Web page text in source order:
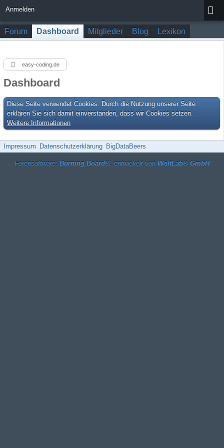
Anmelden
Forum Dashboard Mitglieder Blog Lexikon
easy-coding.de
Dashboard
Diese Seite verwendet Cookies. Durch die Nutzung unserer Seite
erklären Sie sich damit einverstanden, dass wir Cookies setzen.
Weitere Informationen
Impressum Datenschutzerklärung BigDataBeers
Forensoftware: Burning Board®, entwickelt von WoltLab® GmbH